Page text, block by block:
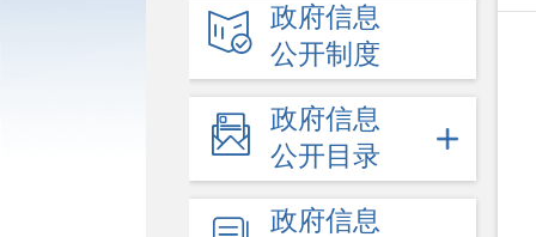
政府信息
公开制度
政府信息
公开目录
政府信息